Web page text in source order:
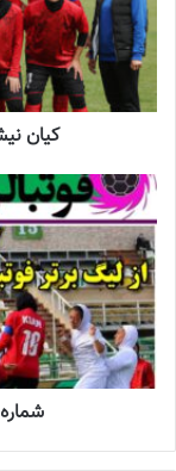
آخرین اخبار فوتبال
کیان
شماره 804 روزنامه فوتبالز منتشر شد